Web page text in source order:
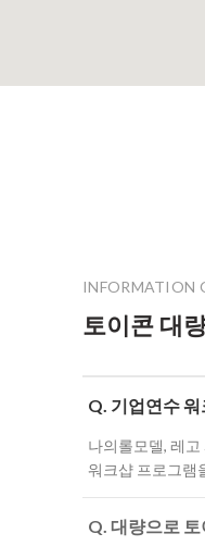
INFORMATION
토이콘 대
Q. 기업연수
나의롤모델, 레
워크샵 프로그램
Q. 대량으로